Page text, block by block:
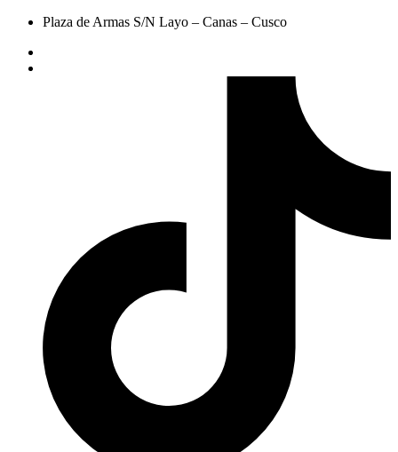
Plaza de Armas S/N Layo – Canas – Cusco